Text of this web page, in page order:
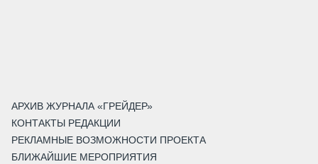
АРХИВ ЖУРНАЛА «ГРЕЙДЕР»
КОНТАКТЫ РЕДАКЦИИ
РЕКЛАМНЫЕ ВОЗМОЖНОСТИ ПРОЕКТА
БЛИЖАЙШИЕ МЕРОПРИЯТИЯ